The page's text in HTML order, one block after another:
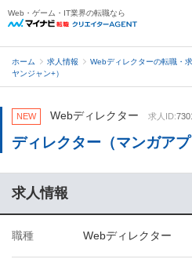
Web・ゲーム・IT業界の転職なら
ホーム 求人情報 Webディレクターの転職・
ヤンジャン+）
NEW Webディレクター 求人ID:
ディレクター（マンガアプ
求人情報
職種 Webディレクター